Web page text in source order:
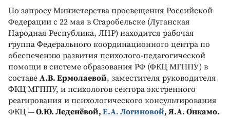
По запросу Министерства просвещения Российской
Федерации с 22 мая в Старобельске (Луганская
Народная Республика, ЛНР) находится рабочая
группа Федерального координационного центра по
обеспечению развития психолого-педагогической
помощи в системе образования РФ (ФКЦ МГППУ) в
составе А.В. Ермолаевой, заместителя руководителя
ФКЦ МГППУ, и психологов сектора экстренного
реагирования и психологического консультирования
ФКЦ — О.Ю. Леденёвой, Е.А. Логиновой, Я.А. Онкамо.